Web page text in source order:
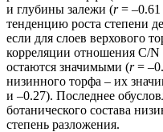
и глубины залежи (r= –0.61
тенденцию роста степени
если для слоев верхового
корреляции отношения С/N
остаются значимыми (r=
низинного торфа – их
и –0.27). Последнее
ботанического состава
степень разложения.